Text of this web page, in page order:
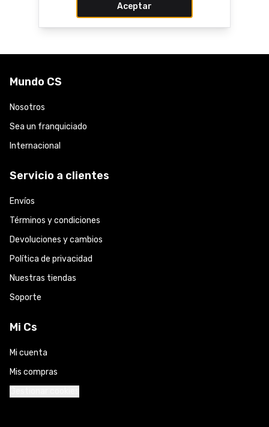
Mundo CS
Nosotros
Sea un franquiciado
Internacional
Servicio a clientes
Envíos
Términos y condiciones
Devoluciones y cambios
Política de privacidad
Nuestras tiendas
Soporte
Mi Cs
Mi cuenta
Mis compras
Aceptar